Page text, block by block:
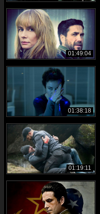
01:49:04
01:38:18
01:19:11